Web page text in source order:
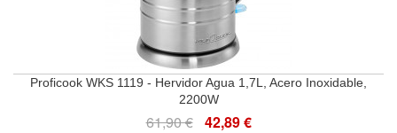
Proficook WKS 1119 - Hervidor Agua 1,7L, Acero Inoxidable,
2200W
61,90 € 42,89 €